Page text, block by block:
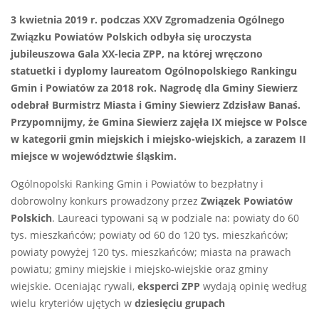
3 kwietnia 2019 r. podczas XXV Zgromadzenia Ogólnego
Związku Powiatów Polskich odbyła się uroczysta
jubileuszowa Gala XX-lecia ZPP, na której wręczono
statuetki i dyplomy laureatom Ogólnopolskiego Rankingu
Gmin i Powiatów za 2018 rok. Nagrodę dla Gminy Siewierz
odebrał Burmistrz Miasta i Gminy Siewierz Zdzisław Banaś.
Przypomnijmy, że Gmina Siewierz zajęła IX miejsce w Polsce
w kategorii gmin miejskich i miejsko-wiejskich, a zarazem II
miejsce w województwie śląskim.
Ogólnopolski Ranking Gmin i Powiatów to bezpłatny i
dobrowolny konkurs prowadzony przez Związek Powiatów
Polskich. Laureaci typowani są w podziale na: powiaty do 60
tys. mieszkańców; powiaty od 60 do 120 tys. mieszkańców;
powiaty powyżej 120 tys. mieszkańców; miasta na prawach
powiatu; gminy miejskie i miejsko-wiejskie oraz gminy
wiejskie. Oceniając rywali, eksperci ZPP wydają opinię według
wielu kryteriów ujętych w dziesięciu grupach